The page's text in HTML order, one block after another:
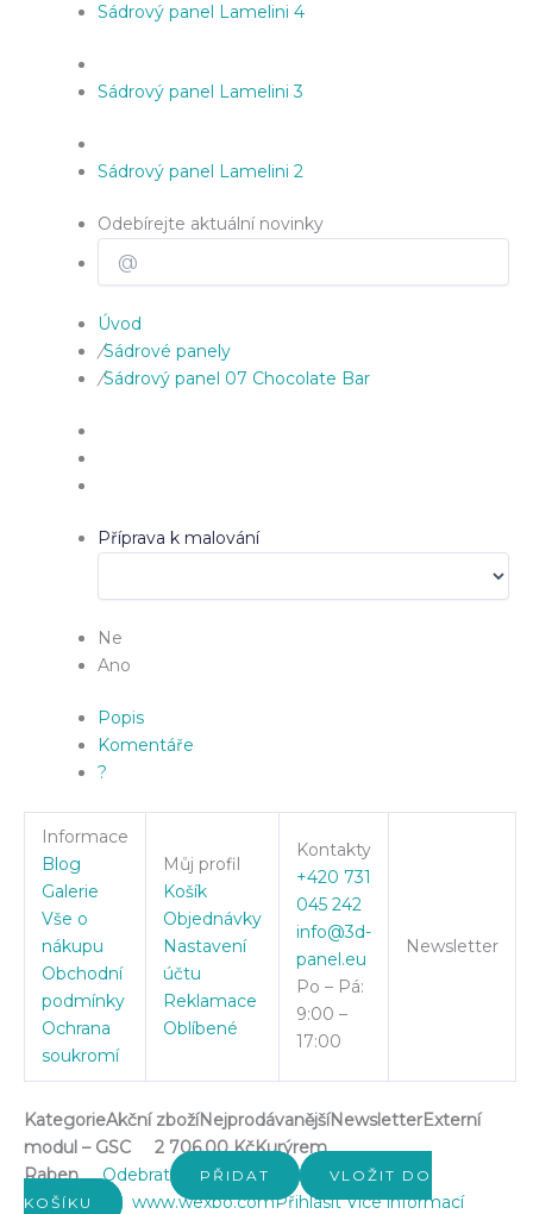
Sádrový panel Lamelini 4
Sádrový panel Lamelini 3
Sádrový panel Lamelini 2
Odebírejte aktuální novinky
Úvod
/Sádrové panely
/Sádrový panel 07 Chocolate Bar
Příprava k malování
Ne
Ano
Popis
Komentáře
?
Informace
Blog
Galerie
Vše o
nákupu
Obchodní
podmínky
Ochrana
soukromí
Můj profil
Košík
Objednávky
Nastavení
účtu
Reklamace
Oblíbené
Kontakty
+420 731
045 242
info@3d-
panel.eu
Po – Pá:
9:00 –
17:00
Newsletter
KategorieAkční zbožíNejprodávanějšíNewsletterExterní
modul – GSC
2 706.00 KčKurýrem
Raben
Odebrat PŘIDAT
VLOŽIT DO
KOŠÍKU
www.wexbo.comPřihlásit Více informací